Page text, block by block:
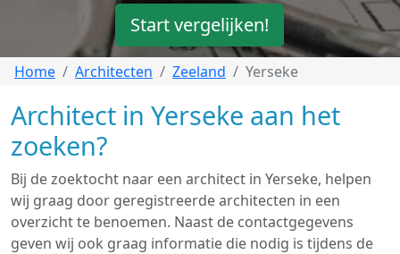
Start vergelijken!
Home Architecten Zeeland Yerseke
Architect in Yerseke aan het
zoeken?
Bij de zoektocht naar een architect in Yerseke, helpen
wij graag door geregistreerde architecten in een
overzicht te benoemen. Naast de contactgegevens
geven wij ook graag informatie die nodig is tijdens de